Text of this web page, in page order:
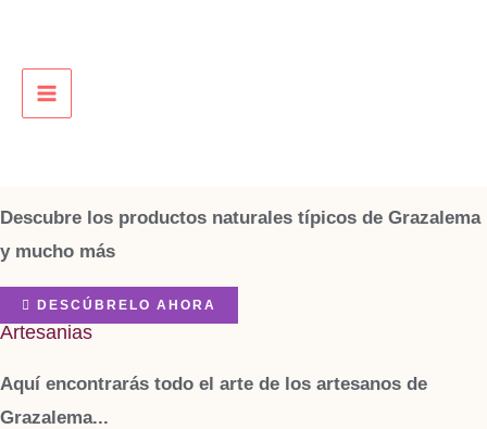
contenido
MAIN
a tu alcance
Descubre los productos naturales típicos de Grazalema
y mucho más
DESCÚBRELO AHORA
Artesanias
Aquí encontrarás todo el arte de los artesanos de
Grazalema...